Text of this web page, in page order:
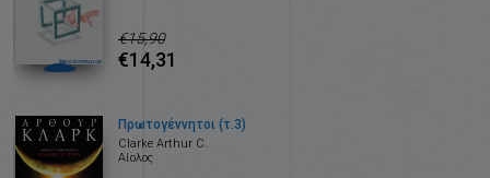
€15,90
€14,31
Πρωτογέννητοι (τ.3)
Clarke Arthur C.
Αίολος